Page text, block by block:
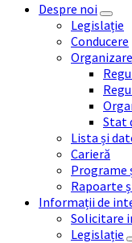
Despre noi
Legislație
Conducere
Organizare
Stat
Lista și
Carieră
Programe
Rapoarte
Informații de
Solicitare
Legislație